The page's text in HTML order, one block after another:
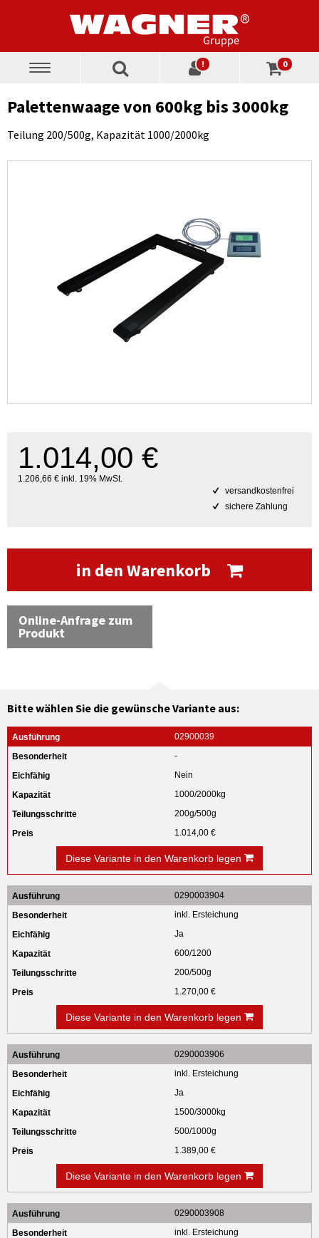
Toggle
! 0
Palettenwaage von 600kg bis 3000kg
Teilung 200/500g, Kapazität 1000/2000kg
1.014,00 €
1.206,66 € inkl. 19% MwSt.
versandkostenfrei
sichere Zahlung
in den Warenkorb
Online-Anfrage zum
Produkt
Bitte wählen Sie die gewünsche Variante aus:
02900039
-
Nein
1000/2000kg
200g/500g
1.014,00 €
Diese Variante in den Warenkorb legen
0290003904
inkl. Ersteichung
Ja
600/1200
200/500g
1.270,00 €
Diese Variante in den Warenkorb legen
0290003906
inkl. Ersteichung
Ja
1500/3000kg
500/1000g
1.389,00 €
Diese Variante in den Warenkorb legen
0290003908
inkl. Ersteichung